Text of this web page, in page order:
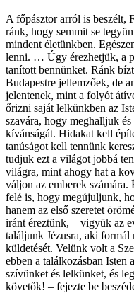
A főpásztor arról is beszélt,
ránk, hogy semmit se
mindent életünkben.
lenni. … Úgy érezhetjük, a
tanított bennünket. Ránk
Budapestre jellemzőek, de
jelentenek, mint a folyót
őrizni saját lelkünkben az
szavára, hogy meghalljuk
kívánságát. Hidakat kell
tanúságot kell tennünk
tudjuk ezt a világot jobbá
világra, mint ahogy hat a
váljon az emberek
felé is, hogy megújuljunk,
hanem az első szeretet
iránt éreztünk, – vigyük az
találjunk Jézusra, aki
küldetését. Velünk volt a
ebben a találkozásban
szívünket és lelkünket, és
követők! – fejezte be